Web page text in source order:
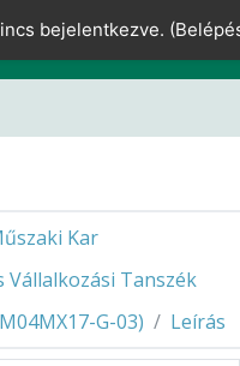
bejelentkezve. (
Kar
Vállalkozási Tanszék
G-03)
Leírás